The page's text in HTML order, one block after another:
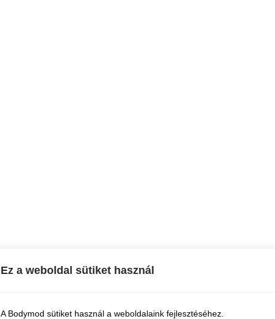
Ez a weboldal sütiket használ
A Bodymod sütiket használ a weboldalaink fejlesztéséhez.